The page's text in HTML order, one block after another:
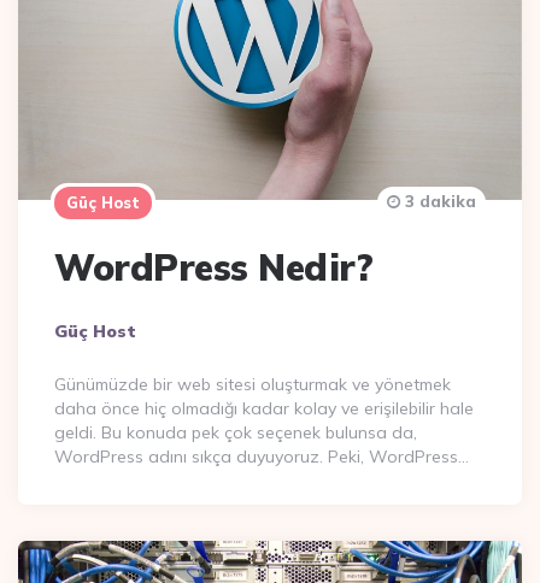
Güç Host
WordPress Nedir?
Posted
Güç Host
3 dakika
Günümüzde bir web sitesi oluşturmak ve yönetmek
daha önce hiç olmadığı kadar kolay ve erişilebilir hale
geldi. Bu konuda pek çok seçenek bulunsa da,
WordPress adını sıkça duyuyoruz. Peki, WordPress…